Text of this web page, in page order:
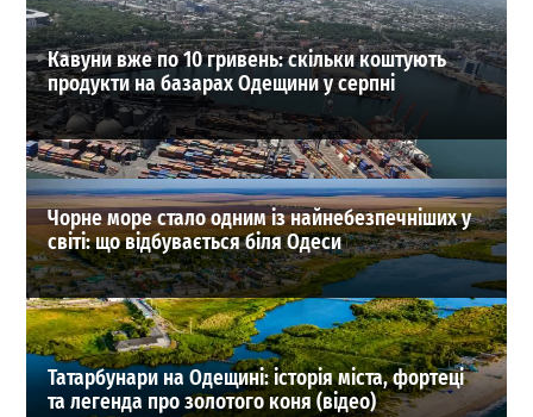
Кавуни вже по 10 гривень: скільки коштують
продукти на базарах Одещини у серпні
Чорне море стало одним із найнебезпечніших у
світі: що відбувається біля Одеси
Татарбунари на Одещині: історія міста, фортеці
та легенда про золотого коня (відео)